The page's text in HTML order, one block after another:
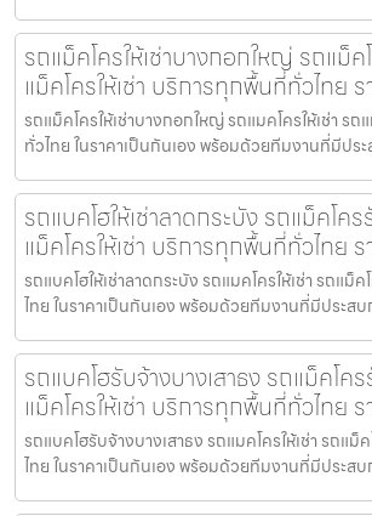
รถแม็คโครให้เช่าบางกอกใหญ่ รถแม็ค
แม็คโครให้เช่า บริการทุกพื้นที่ทั่วไทย
รถแม็คโครให้เช่าบางกอกใหญ่ รถแมคโครให้เช่า รถ
ทั่วไทย ในราคาเป็นกันเอง พร้อมด้วยทีมงานที่มีปร
รถแบคโฮให้เช่าลาดกระบัง รถแม็คโค
แม็คโครให้เช่า บริการทุกพื้นที่ทั่วไทย
รถแบคโฮให้เช่าลาดกระบัง รถแมคโครให้เช่า รถแม็
ไทย ในราคาเป็นกันเอง พร้อมด้วยทีมงานที่มีประส
รถแบคโฮรับจ้างบางเสาธง รถแม็คโค
แม็คโครให้เช่า บริการทุกพื้นที่ทั่วไทย
รถแบคโฮรับจ้างบางเสาธง รถแมคโครให้เช่า รถแม็
ไทย ในราคาเป็นกันเอง พร้อมด้วยทีมงานที่มีประส